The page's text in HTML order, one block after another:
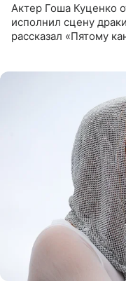
Актер Гоша Куценко
исполнил сцену
рассказал «Пятому